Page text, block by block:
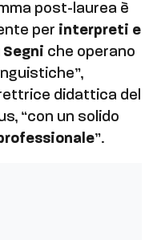
post-laurea è
per interpreti e
che operano
didattica del
“con un solido
”.